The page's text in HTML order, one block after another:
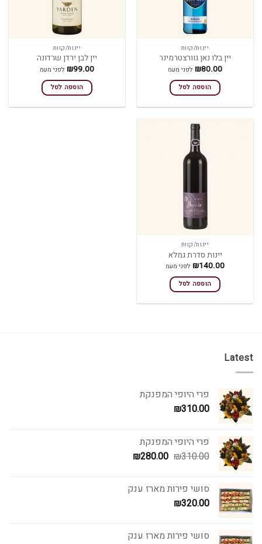
יינות/קוות
יין בלו נאן גוורצטרמינר
₪80.00
לפני מעמ
הוספה לסל
יינות/קוות
יין לבן ירדן שרדונה
₪99.00
לפני מעמ
הוספה לסל
יינות/קוות
יינות סדרת גמלא
₪140.00
לפני מעמ
הוספה לסל
Latest
פרי היופי המפנקת
₪310.00
פרי היופי המפנקת
₪310.00
המחיר
₪310.00.
₪280.00 המחיר
₪280.00.סושי פירות מארז ענק
₪320.00
סושי פירות מארז ענק